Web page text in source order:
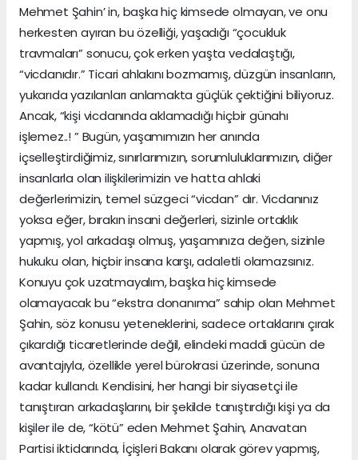
Mehmet Şahin’ in, başka hiç kimsede olmayan, ve onu
herkesten ayıran bu özelliği, yaşadığı “çocukluk
travmaları” sonucu, çok erken yaşta vedalaştığı,
“vicdanıdır.” Ticari ahlakını bozmamış, düzgün insanların,
yukarıda yazılanları anlamakta güçlük çektiğini biliyoruz.
Ancak, “kişi vicdanında aklamadığı hiçbir günahı
işlemez..! ” Bugün, yaşamımızın her anında
içselleştirdiğimiz, sınırlarımızın, sorumluluklarımızın, diğer
insanlarla olan ilişkilerimizin ve hatta ahlaki
değerlerimizin, temel süzgeci “vicdan” dır. Vicdanınız
yoksa eğer, bırakın insani değerleri, sizinle ortaklık
yapmış, yol arkadaşı olmuş, yaşamınıza değen, sizinle
hukuku olan, hiçbir insana karşı, adaletli olamazsınız.
Konuyu çok uzatmayalım, başka hiç kimsede
olamayacak bu “ekstra donanıma” sahip olan Mehmet
Şahin, söz konusu yeteneklerini, sadece ortaklarını çırak
çıkardığı ticaretlerinde değil, elindeki maddi gücün de
avantajıyla, özellikle yerel bürokrasi üzerinde, sonuna
kadar kullandı. Kendisini, her hangi bir siyasetçi ile
tanıştıran arkadaşlarını, bir şekilde tanıştırdığı kişi ya da
kişiler ile de, “kötü” eden Mehmet Şahin, Anavatan
Partisi iktidarında, İçişleri Bakanı olarak görev yapmış,